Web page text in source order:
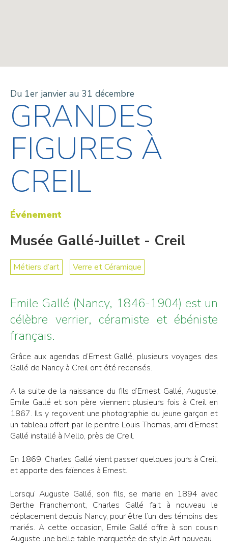
Du 1er janvier au 31 décembre
GRANDES
FIGURES À
CREIL
Événement
Musée Gallé-Juillet - Creil
Métiers d’art Verre et Céramique
Emile Gallé (Nancy, 1846-1904) est un
célèbre verrier, céramiste et ébéniste
français.
Grâce aux agendas d’Ernest Gallé, plusieurs voyages des
Gallé de Nancy à Creil ont été recensés.
A la suite de la naissance du fils d’Ernest Gallé, Auguste,
Emile Gallé et son père viennent plusieurs fois à Creil en
1867. Ils y reçoivent une photographie du jeune garçon et
un tableau offert par le peintre Louis Thomas, ami d’Ernest
Gallé installé à Mello, près de Creil.
En 1869, Charles Gallé vient passer quelques jours à Creil,
et apporte des faïences à Ernest.
Lorsqu’ Auguste Gallé, son fils, se marie en 1894 avec
Berthe Franchemont, Charles Gallé fait à nouveau le
déplacement depuis Nancy, pour être l’un des témoins des
mariés. A cette occasion, Emile Gallé offre à son cousin
Auguste une belle table marquetée de style Art nouveau.